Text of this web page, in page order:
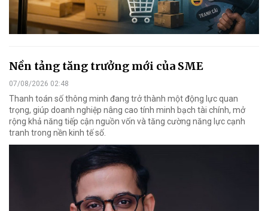
Nền tảng tăng trưởng mới của SME
07/08/2026 02:48
Thanh toán số thông minh đang trở thành một động lực quan
trọng, giúp doanh nghiệp nâng cao tính minh bạch tài chính, mở
rộng khả năng tiếp cận nguồn vốn và tăng cường năng lực cạnh
tranh trong nền kinh tế số.